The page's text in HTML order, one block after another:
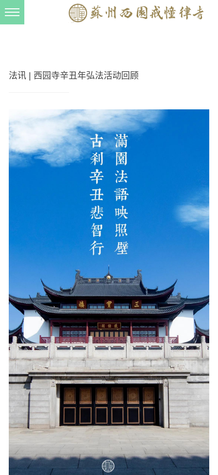
三风建设
寺院管理
戒幢春秋
档案管理
弘法活动
西园法讯
皈依斋戒
义工家园
观世音热线
菩提静修营
观自在禅修营
教理研究
学报论集
信息公告
戒幢论坛
法讯 | 西园寺辛丑年弘法活动回顾